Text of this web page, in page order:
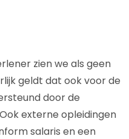
zien we als geen
geldt dat ook voor de
door de
externe opleidingen
salaris en een